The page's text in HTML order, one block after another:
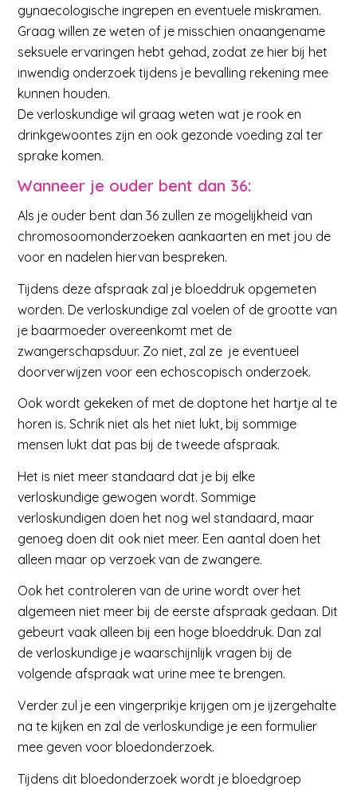
gynaecologische ingrepen en eventuele miskramen.
Graag willen ze weten of je misschien onaangename
seksuele ervaringen hebt gehad, zodat ze hier bij het
inwendig onderzoek tijdens je bevalling rekening mee
kunnen houden.
De verloskundige wil graag weten wat je rook en
drinkgewoontes zijn en ook gezonde voeding zal ter
sprake komen.
Wanneer je ouder bent dan 36:
Als je ouder bent dan 36 zullen ze mogelijkheid van
chromosoomonderzoeken aankaarten en met jou de
voor en nadelen hiervan bespreken.
Tijdens deze afspraak zal je bloeddruk opgemeten
worden. De verloskundige zal voelen of de grootte van
je baarmoeder overeenkomt met de
zwangerschapsduur. Zo niet, zal ze je eventueel
doorverwijzen voor een echoscopisch onderzoek.
Ook wordt gekeken of met de doptone het hartje al te
horen is. Schrik niet als het niet lukt, bij sommige
mensen lukt dat pas bij de tweede afspraak.
Het is niet meer standaard dat je bij elke
verloskundige gewogen wordt. Sommige
verloskundigen doen het nog wel standaard, maar
genoeg doen dit ook niet meer. Een aantal doen het
alleen maar op verzoek van de zwangere.
Ook het controleren van de urine wordt over het
algemeen niet meer bij de eerste afspraak gedaan. Dit
gebeurt vaak alleen bij een hoge bloeddruk. Dan zal
de verloskundige je waarschijnlijk vragen bij de
volgende afspraak wat urine mee te brengen.
Verder zul je een vingerprikje krijgen om je ijzergehalte
na te kijken en zal de verloskundige je een formulier
mee geven voor bloedonderzoek.
Tijdens dit bloedonderzoek wordt je bloedgroep